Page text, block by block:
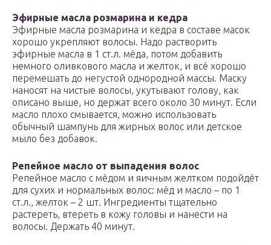
Эфирные масла розмарина и кедра
Эфирные масла розмарина и кедра в составе масок
хорошо укрепляют волосы. Надо растворить
эфирные масла в 1 ст.л. мёда, потом добавить
немного оливкового масла и желток, и всё хорошо
перемешать до негустой однородной массы. Маску
наносят на чистые волосы, укутывают голову, как
описано выше, но держат всего около 30 минут. Если
масло плохо смывается, можно использовать
обычный шампунь для жирных волос или детское
мыло без добавок.
Репейное масло от выпадения волос
Репейное масло с мёдом и яичным желтком подойдёт
для сухих и нормальных волос: мёд и масло – по 1
ст.л., желток – 2 шт. Ингредиенты тщательно
растереть, втереть в кожу головы и нанести на
волосы. Держать 40 минут.